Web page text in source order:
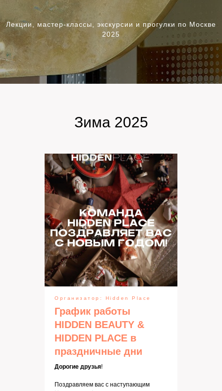
Лекции, мастер-классы, экскурсии и прогулки по Москве
2025
Зима 2025
Организатор: Hidden Place
График работы
HIDDEN BEAUTY &
HIDDEN PLACE в
праздничные дни
Дорогие друзья!
Поздравляем вас с наступающим